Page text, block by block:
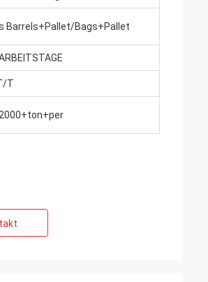
Barrels+Pallet/Bags+Pallet
T